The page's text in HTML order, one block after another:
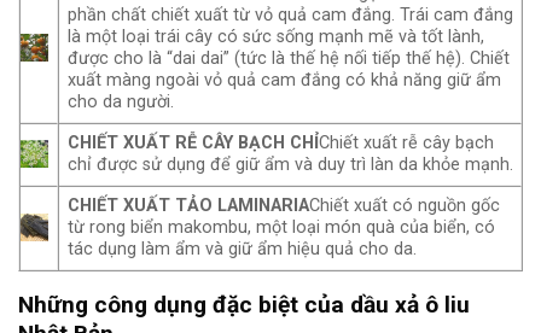
phần chất chiết xuất từ ​​vỏ quả cam đắng. Trái cam đắng
là một loại trái cây có sức sống mạnh mẽ và tốt lành,
được cho là “dai dai” (tức là thế hệ nối tiếp thế hệ). Chiết
xuất màng ngoài vỏ quả cam đắng có khả năng giữ ẩm
cho da người.
CHIẾT XUẤT RỄ CÂY BẠCH CHỈChiết xuất rễ cây bạch
chỉ được sử dụng để giữ ẩm và duy trì làn da khỏe mạnh.
CHIẾT XUẤT TẢO LAMINARIAChiết xuất có nguồn gốc
từ rong biển makombu, một loại món quà của biển, có
tác dụng làm ẩm và giữ ẩm hiệu quả cho da.
Những công dụng đặc biệt của dầu xả ô liu